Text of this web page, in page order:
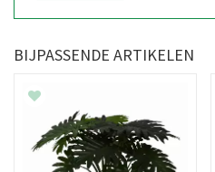
BIJPASSENDE ARTIKELEN